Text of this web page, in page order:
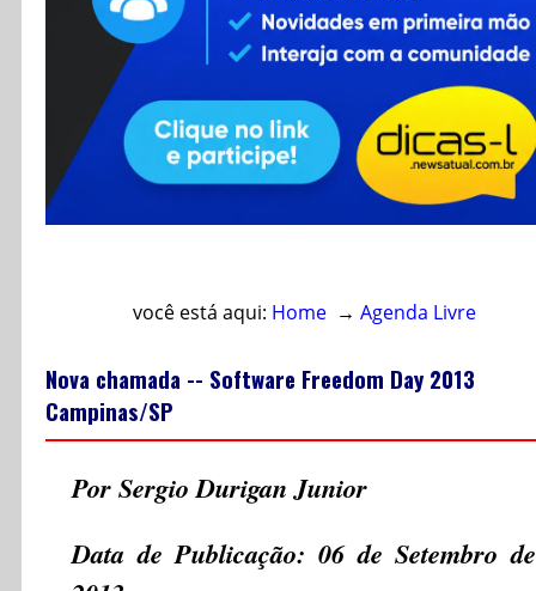
Contato
RSS
você está aqui: Home→ Agenda Livre
Nova chamada -- Software Freedom Day 2013
Campinas/SP
Por Sergio Durigan Junior
Data de Publicação: 06 de Setembro de